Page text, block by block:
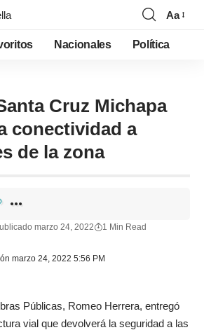
Aa
Nacionales Política
Cruz Michapa
conectividad a
de la zona
marzo 24, 2022 5:56 PM
marzo 24, 2022 1 Min Read
Públicas, Romeo Herrera, entregó
vial que devolverá la seguridad a las